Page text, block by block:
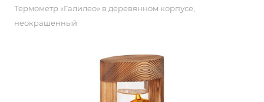
Термометр «Галилео» в деревянном корпусе,
неокрашенный